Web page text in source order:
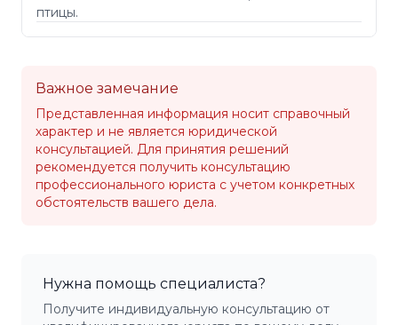
птицы.
Важное замечание
Представленная информация носит справочный
характер и не является юридической
консультацией. Для принятия решений
рекомендуется получить консультацию
профессионального юриста с учетом конкретных
обстоятельств вашего дела.
Нужна помощь специалиста?
Получите индивидуальную консультацию от